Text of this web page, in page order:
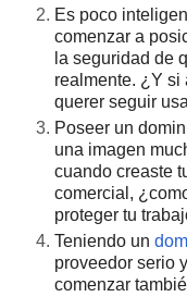
Es poco
comenzar a
la seguridad de
realmente. ¿Y si
querer seguir
Poseer un
una imagen
cuando creaste
comercial,
proteger tu
Teniendo un
proveedor serio
comenzar